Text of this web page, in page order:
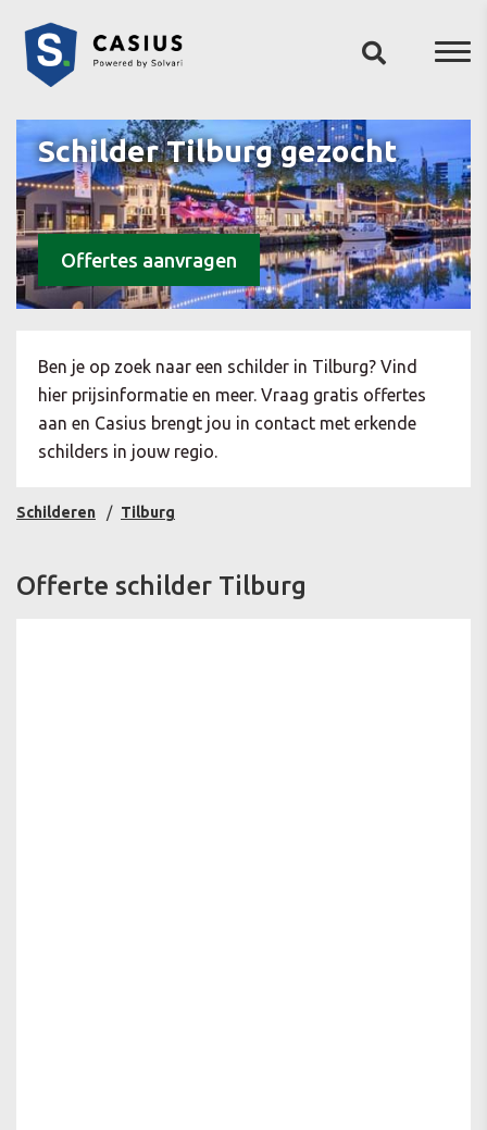
Schilder Tilburg gezocht
Offertes aanvragen
Ben je op zoek naar een schilder in Tilburg? Vind
hier prijsinformatie en meer. Vraag gratis offertes
aan en Casius brengt jou in contact met erkende
schilders in jouw regio.
Schilderen Tilburg
Offerte schilder Tilburg